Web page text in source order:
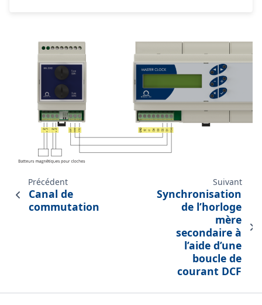
Précédent
Canal de
commutation
Suivant
Synchronisation
de l’horloge
mère
secondaire à
l’aide d’une
boucle de
courant DCF